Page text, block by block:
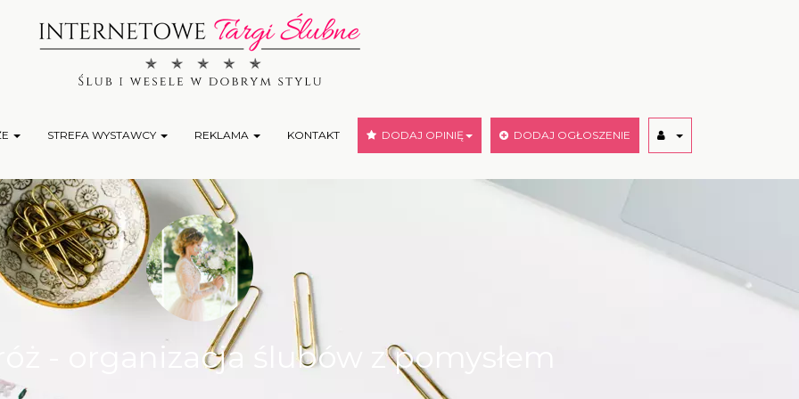
STREFA WYSTAWCY REKLAMA KONTAKT DODAJ OPINIĘ DODAJ OGŁOSZENIE
- organizacja ślubów z pomysłem